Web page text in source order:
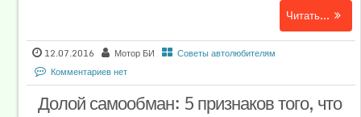
Читать...
12.07.2016 Мотор БИ
Советы автолюбителям
Комментариев нет
Долой самообман: 5 признаков того, что